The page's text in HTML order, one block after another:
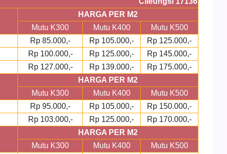
HARGA PER M2
Mutu K300
Mutu K400
Mutu K500
Rp 85.000,- Rp 105.000,-
Rp 125.000,-
Rp 100.000,- Rp 125.000,-
Rp 145.000,-
Rp 127.000,- Rp 139.000,- Rp 175.000,-
HARGA PER M2
Mutu K300
Mutu K400
Mutu K500
Rp 95.000,- Rp 105.000,-
Rp 150.000,-
Rp 103.000,- Rp 125.000,- Rp 170.000,-
HARGA PER M2
Mutu K300
Mutu K400
Mutu K500